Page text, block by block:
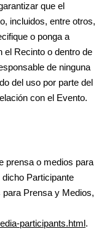
que el
incluidos, entre otros,
o ponga a
el Recinto o dentro de
de ninguna
del uso por parte del
con el Evento.
prensa o medios para
Participante
Prensa y Medios,
participants.html.